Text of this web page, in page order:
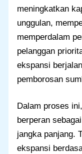
meningkatkan
unggulan,
memperdalam
pelanggan
ekspansi
pemborosan
Dalam proses
berperan
jangka panjang.
ekspansi